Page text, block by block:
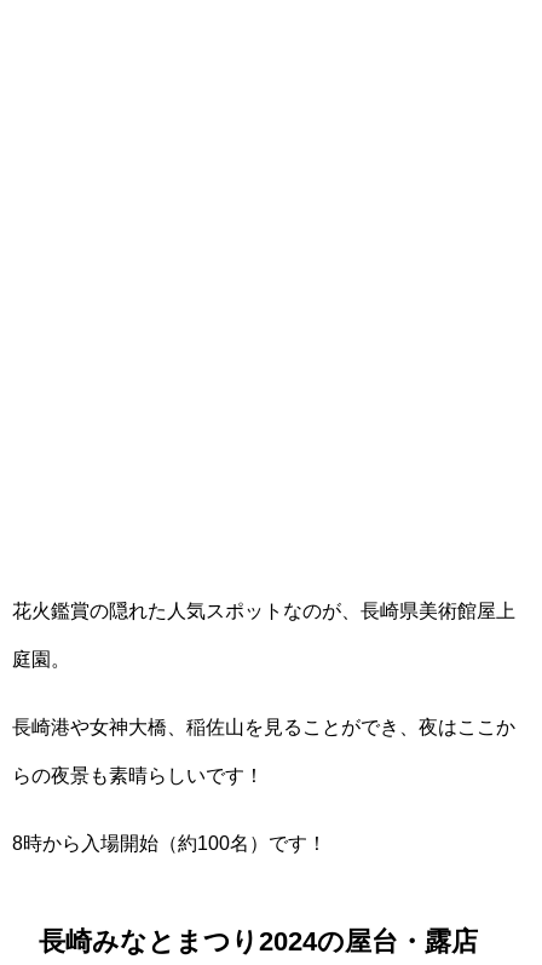
花火鑑賞の隠れた人気スポットなのが、長崎県美術館屋上
庭園。
長崎港や女神大橋、稲佐山を見ることができ、夜はここか
らの夜景も素晴らしいです！
8時から入場開始（約100名）です！
長崎みなとまつり2024の屋台・露店